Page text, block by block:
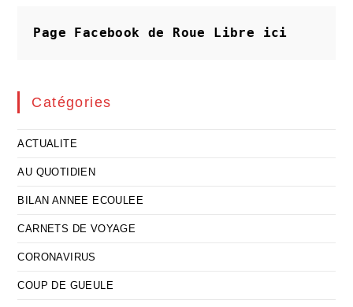
D'air…
Page Facebook de Roue Libre ici
Catégories
ACTUALITE
AU QUOTIDIEN
BILAN ANNEE ECOULEE
CARNETS DE VOYAGE
CORONAVIRUS
COUP DE GUEULE